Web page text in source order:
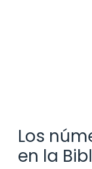
Los
en la